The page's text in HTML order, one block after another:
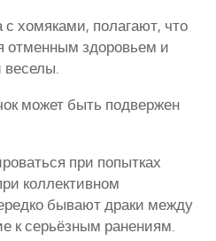
хомяками, полагают, что
отменным здоровьем и
может быть подвержен
при попытках
коллективном
бывают драки между
к серьёзным ранениям.